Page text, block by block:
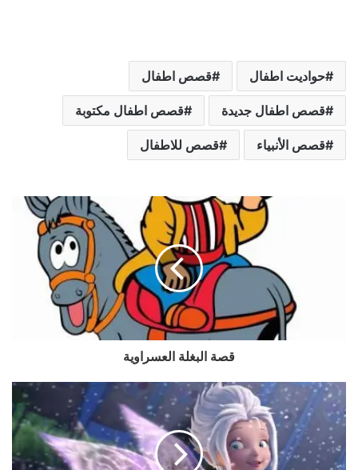
حواديت اطفال قصص اطفال
قصص اطفال جديدة قصص اطفال مكتوبة
قصص الأنبياء قصص للاطفال
قصة البغلة العسراوية